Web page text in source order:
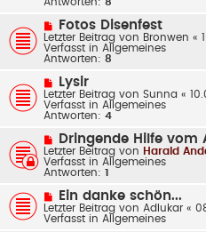
rr
B
e
i
t
r
N
e
u
e
r
B
e
i
t
r
Fotos Disenfest
Letzter Beitrag von Bronwen «
Verfasst in Allgemeines
Antworten: 8
N
e
u
e
r
B
e
i
t
r
Lysir
Letzter Beitrag von Sunna «
Verfasst in Allgemeines
Antworten: 4
N
e
u
e
r
B
e
i
t
Dringende Hilfe
Letzter Beitrag von Harald
Verfasst in Allgemeines
Antworten: 1
N
e
u
e
Ein danke schön...
Letzter Beitrag von Adlukar «
Verfasst in Allgemeines